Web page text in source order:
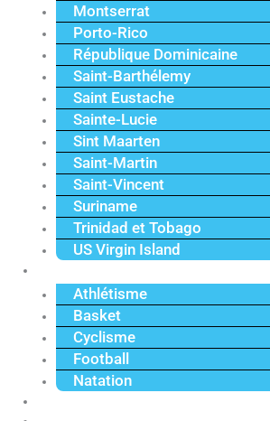
Montserrat
Porto-Rico
République Dominicaine
Saint-Barthélemy
Saint Eustache
Sainte-Lucie
Sint Maarten
Saint-Martin
Saint-Vincent
Suriname
Trinidad et Tobago
US Virgin Island
Athlétisme
Basket
Cyclisme
Football
Natation